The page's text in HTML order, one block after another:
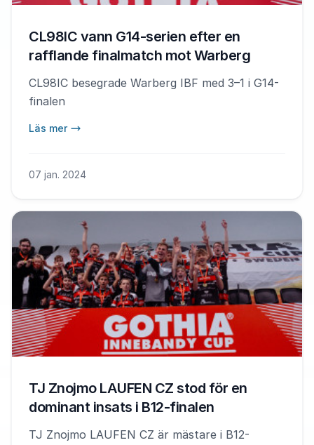
CL98IC vann G14-serien efter en
rafflande finalmatch mot Warberg
CL98IC besegrade Warberg IBF med 3–1 i G14-
finalen
Läs mer
07 jan. 2024
TJ Znojmo LAUFEN CZ stod för en
dominant insats i B12-finalen
TJ Znojmo LAUFEN CZ är mästare i B12-